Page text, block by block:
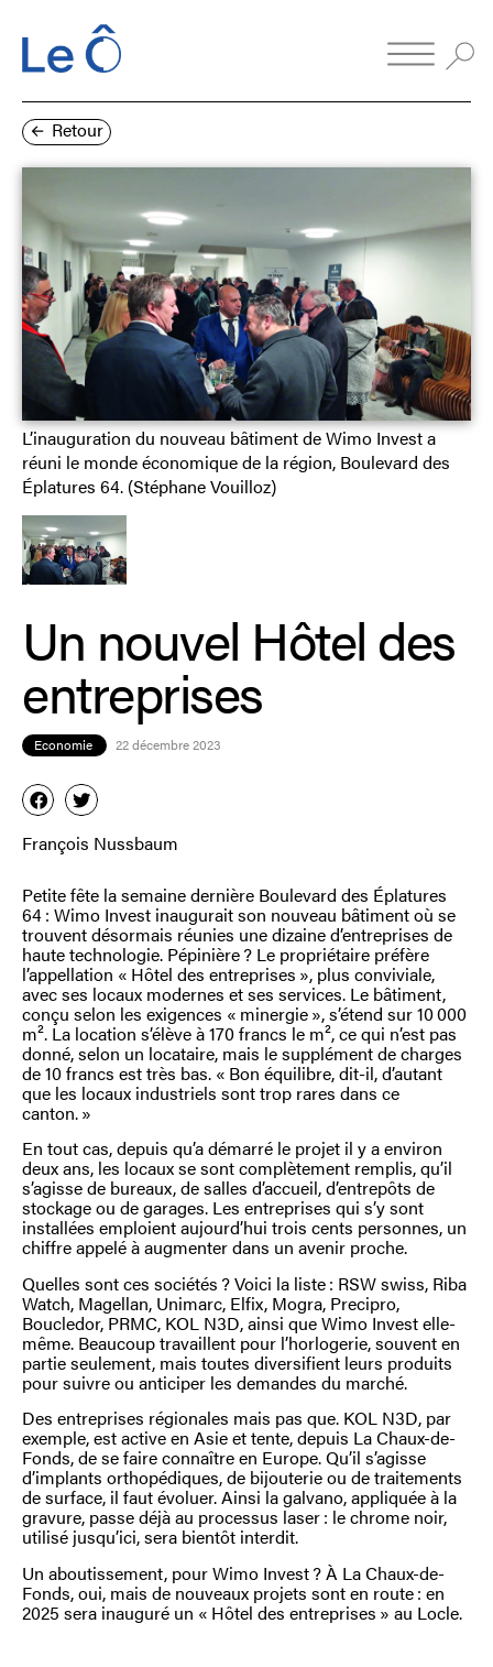
Retour
Un nouvel Hôtel des
entreprises
Economie 22 décembre 2023
François Nussbaum
Petite fête la semaine dernière Boulevard des Éplatures
64 : Wimo Invest inaugurait son nouveau bâtiment où se
trouvent désormais réunies une dizaine d’entreprises de
haute technologie. Pépinière ? Le propriétaire préfère
l’appellation « Hôtel des entreprises », plus conviviale,
avec ses locaux modernes et ses services. Le bâtiment,
conçu selon les exigences « minergie », s’étend sur 10 000
m². La location s’élève à 170 francs le m², ce qui n’est pas
donné, selon un locataire, mais le supplément de charges
de 10 francs est très bas. « Bon équilibre, dit-il, d’autant
que les locaux industriels sont trop rares dans ce
canton. »
En tout cas, depuis qu’a démarré le projet il y a environ
deux ans, les locaux se sont complètement remplis, qu’il
s’agisse de bureaux, de salles d’accueil, d’entrepôts de
stockage ou de garages. Les entreprises qui s’y sont
installées emploient aujourd’hui trois cents personnes, un
chiffre appelé à augmenter dans un avenir proche.
Quelles sont ces sociétés ? Voici la liste : RSW swiss, Riba
Watch, Magellan, Unimarc, Elfix, Mogra, Precipro,
Boucledor, PRMC, KOL N3D, ainsi que Wimo Invest elle-
même. Beaucoup travaillent pour l’horlogerie, souvent en
partie seulement, mais toutes diversifient leurs produits
pour suivre ou anticiper les demandes du marché.
Des entreprises régionales mais pas que. KOL N3D, par
exemple, est active en Asie et tente, depuis La Chaux-de-
Fonds, de se faire connaître en Europe. Qu’il s’agisse
d’implants orthopédiques, de bijouterie ou de traitements
de surface, il faut évoluer. Ainsi la galvano, appliquée à la
gravure, passe déjà au processus laser : le chrome noir,
utilisé jusqu’ici, sera bientôt interdit.
Un aboutissement, pour Wimo Invest ? À La Chaux-de-
Fonds, oui, mais de nouveaux projets sont en route : en
2025 sera inauguré un « Hôtel des entreprises » au Locle.
L’inauguration du nouveau bâtiment de Wimo Invest a
réuni le monde économique de la région, Boulevard des
Éplatures 64. (Stéphane Vouilloz)